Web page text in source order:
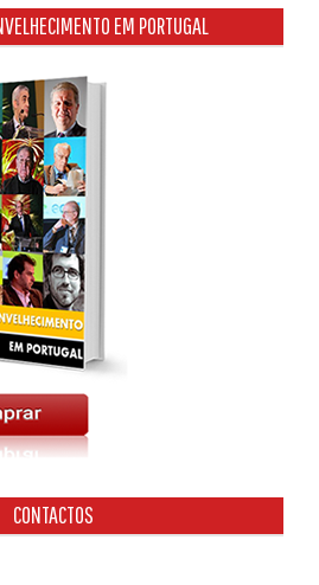
EM PORTUGAL
CONTACTOS